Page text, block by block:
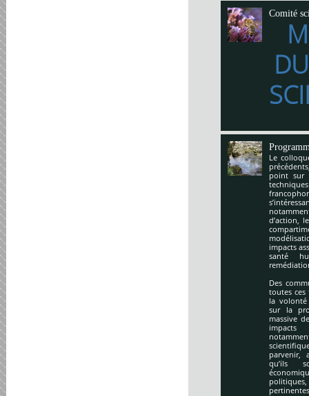
Comité
Le
point sur
d’action,
impacts
santé
Des
toutes ces
la
sur la
massive
parvenir,
qu’ils